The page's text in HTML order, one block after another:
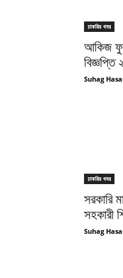
চাকরির খবর
আকিজ ফুড
বিজ্ঞপ্তি
Suhag
চাকরির খবর
সরকারি
সহকারী
Suhag